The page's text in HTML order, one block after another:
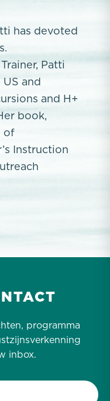
has devoted
Patti
and
and H+
book,
of
Instruction
programma
inbox.